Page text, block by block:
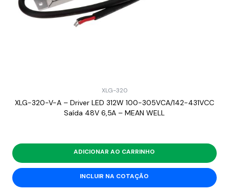
XLG-320
XLG-320-V-A – Driver LED 312W 100-305VCA/142-431VCC
Saída 48V 6,5A – MEAN WELL
ADICIONAR AO CARRINHO
INCLUIR NA COTAÇÃO